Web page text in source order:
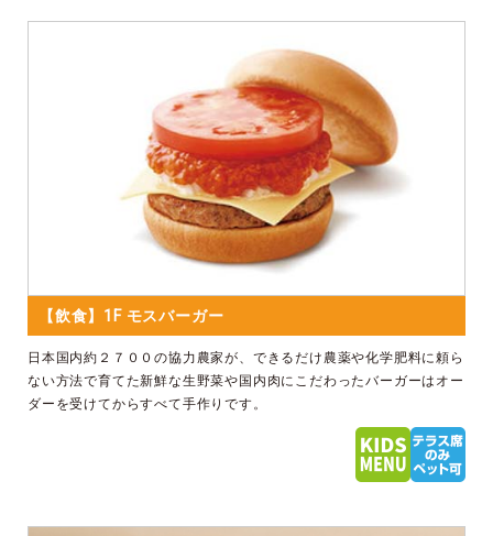
【飲食】1F モスバーガー
日本国内約２７００の協力農家が、できるだけ農薬や化学肥料に頼ら
ない方法で育てた新鮮な生野菜や国内肉にこだわったバーガーはオー
ダーを受けてからすべて手作りです。